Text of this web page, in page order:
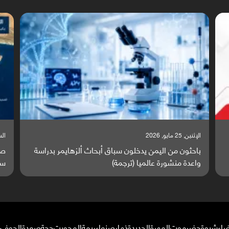
السبت, 23 مايو, 2026
صراع دولي يتصاعد قرب اليمن والبحر الأحمر يتحول إلى
ساحة مواجهة عالمية (ترجمة)